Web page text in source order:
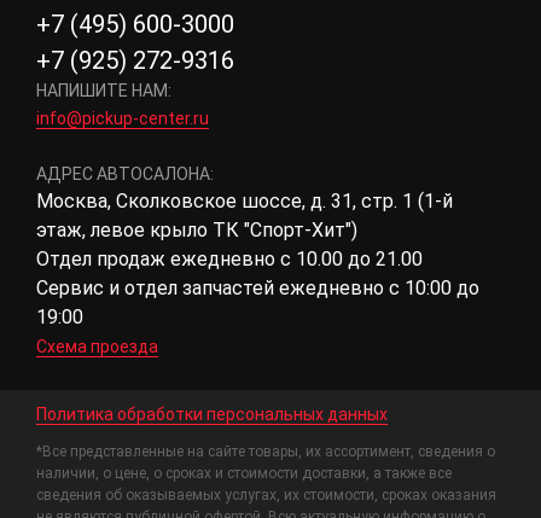
+7 (495) 600-3000
+7 (925) 272-9316
НАПИШИТЕ НАМ:
info@pickup-center.ru
АДРЕС АВТОСАЛОНА:
Москва, Сколковское шоссе, д. 31, стр. 1 (1-й
этаж, левое крыло ТК "Спорт-Хит")
Отдел продаж ежедневно с 10.00 до 21.00
Сервис и отдел запчастей ежедневно с 10:00 до
19:00
Схема проезда
Политика обработки персональных данных
*Все представленные на сайте товары, их ассортимент, сведения о
наличии, о цене, о сроках и стоимости доставки, а также все
сведения об оказываемых услугах, их стоимости, сроках оказания